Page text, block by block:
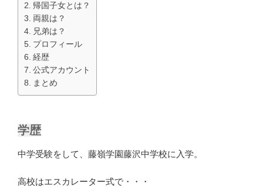
帰国子女とは？
両親は？
兄弟は？
プロフィール
経歴
公式アカウント
まとめ
学歴
中学受験をして、藤嶺学園藤沢中学校に入学。
高校はエスカレーター式で・・・